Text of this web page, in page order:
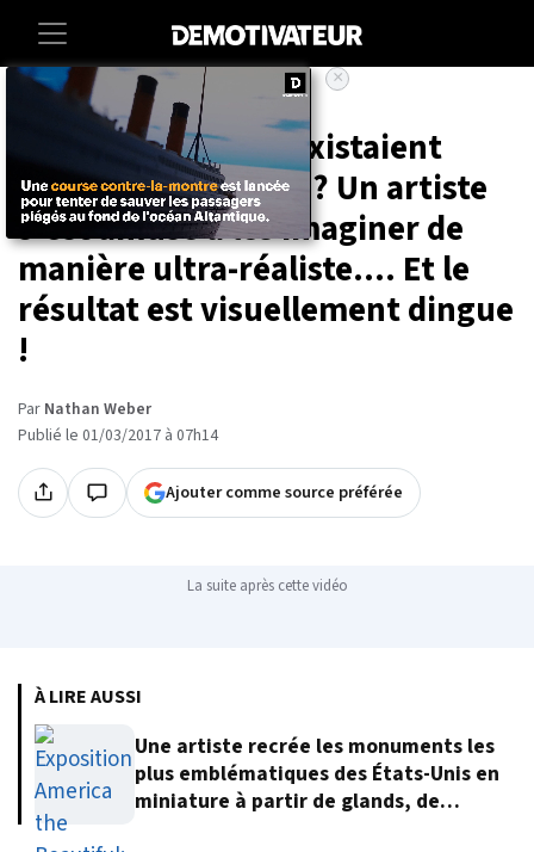
Art-photographie
Et si les Pokémon existaient
dans le monde réel ? Un artiste
s'est amusé à les imaginer de
manière ultra-réaliste.... Et le
résultat est visuellement dingue
!
Par Nathan Weber
Publié le 01/03/2017 à 07h14
Ajouter comme source préférée
La suite après cette vidéo
×
À LIRE AUSSI
Une artiste recrée les monuments les
plus emblématiques des États-Unis en
miniature à partir de glands, de